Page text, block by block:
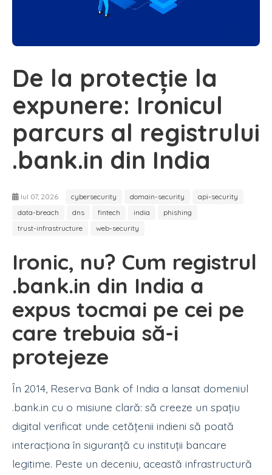
De la protecție la
expunere: Ironicul
parcurs al registrului
.bank.in din India
Iul 07, 2026 cybersecurity domain-security
api-security
data-breach
dns fintech india
phishing
trust-infrastructure
web-security
Ironic, nu? Cum registrul
.bank.in din India a
expus tocmai pe cei pe
care trebuia să-i
protejeze
În 2014, Reserva Bank of India a lansat domeniul
.bank.in cu o misiune clară: să creeze un spațiu
digital verificat unde cetățenii indieni să poată
interacționa în siguranță cu instituții bancare
legitime. Peste un deceniu, această infrastructură